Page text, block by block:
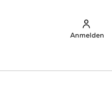
Anmelden